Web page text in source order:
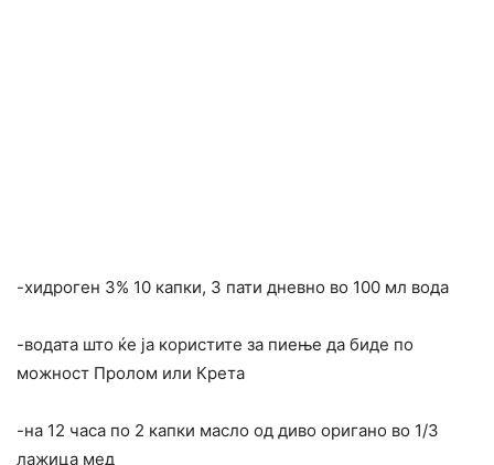
-хидроген 3% 10 капки, 3 пати дневно во 100 мл вода
-водата што ќе ја користите за пиење да биде по
можност Пролом или Крета
-на 12 часа по 2 капки масло од диво оригано во 1/3
лажица мед